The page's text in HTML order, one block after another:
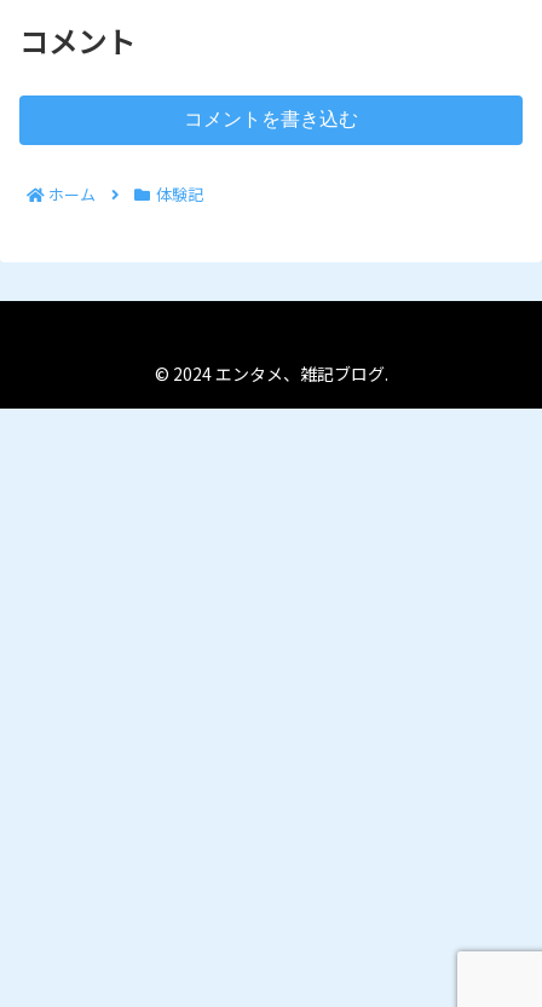
コメント
コメントを書き込む
ホーム 体験記
© 2024 エンタメ、雑記ブログ.